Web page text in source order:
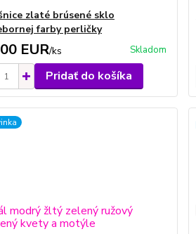
zlaté brúsené sklo
farby perličky
EUR/ks Skladom
Pridať do košíka